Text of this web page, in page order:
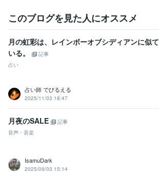
このブログを見た人にオススメ
月の虹彩は、レインボーオブシディアンに似て
いる。
記事
占い
占い師 でびるえる
2025/11/03 18:47
月夜のSALE
記事
音声・音楽
IsamuDark
2025/09/03 15:14